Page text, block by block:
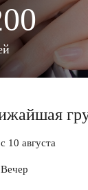
с 10 августа
Вечер